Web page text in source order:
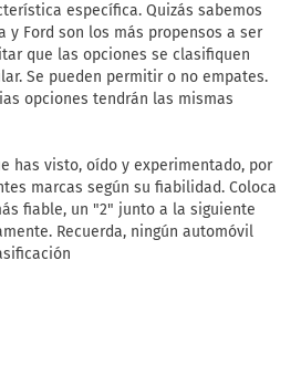
específica. Quizás sabemos
y Ford son los más propensos a ser
que las opciones se clasifiquen
Se pueden permitir o no empates.
opciones tendrán las mismas
has visto, oído y experimentado, por
marcas según su fiabilidad. Coloca
fiable, un "2" junto a la siguiente
Recuerda, ningún automóvil